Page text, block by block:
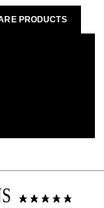
PRODUCTS